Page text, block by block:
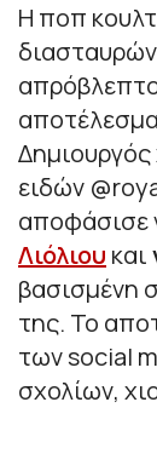
Η ποπ
ειδών
αποφάσισε
Λιόλιου και
βασισμένη
της. Το
των social
σχολίων,